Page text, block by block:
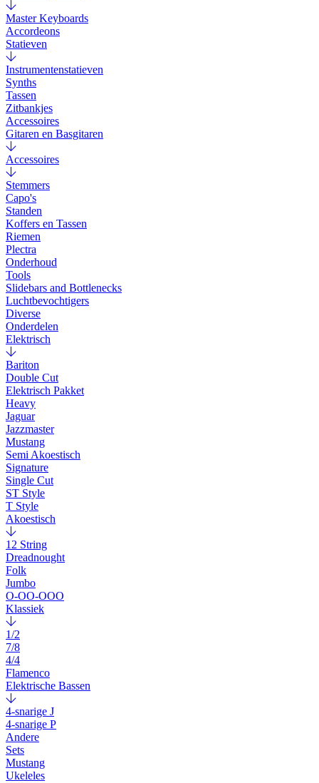
Master Keyboards
Accordeons
Statieven
Instrumentenstatieven
Synths
Tassen
Zitbankjes
Accessoires
Gitaren en Basgitaren
Accessoires
Stemmers
Capo's
Standen
Koffers en Tassen
Riemen
Plectra
Onderhoud
Tools
Slidebars and Bottlenecks
Luchtbevochtigers
Diverse
Onderdelen
Elektrisch
Bariton
Double Cut
Elektrisch Pakket
Heavy
Jaguar
Jazzmaster
Mustang
Semi Akoestisch
Signature
Single Cut
ST Style
T Style
Akoestisch
12 String
Dreadnought
Folk
Jumbo
O-OO-OOO
Klassiek
1/2
7/8
4/4
Flamenco
Elektrische Bassen
4-snarige J
4-snarige P
Andere
Sets
Mustang
Ukeleles